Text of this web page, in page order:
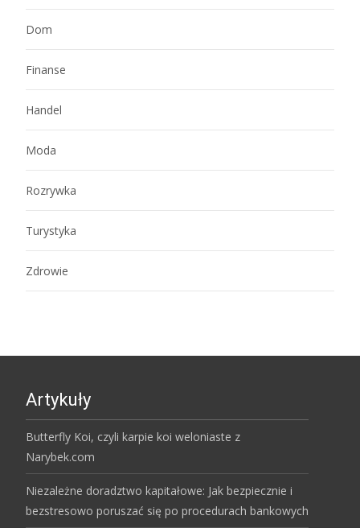
Dom
Finanse
Handel
Moda
Rozrywka
Turystyka
Zdrowie
Artykuły
Butterfly Koi, czyli karpie koi weloniaste z
Narybek.com
Niezależne doradztwo kapitałowe: Jak bezpiecznie i
bezstresowo poruszać się po procedurach bankowych